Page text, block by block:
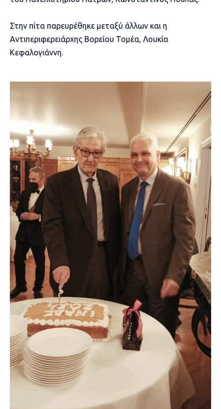
Στην πίτα παρευρέθηκε μεταξύ άλλων και η
Αντιπεριφερειάρχης Βορείου Τομέα, Λουκία
Κεφαλογιάννη.